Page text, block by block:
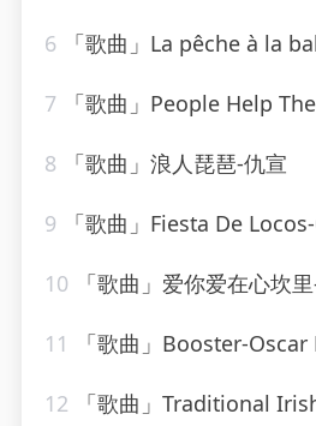
6 「歌曲」La pêche à la
7 「歌曲」People Help The
8 「歌曲」浪人琵琶-仇宣
9 「歌曲」Fiesta De
10 「歌曲」爱你爱在心坎
11 「歌曲」Booster-Oscar
12 「歌曲」Traditional Irish Suite